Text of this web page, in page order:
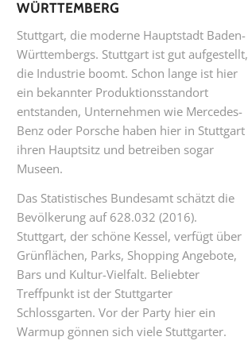
WÜRTTEMBERG
Stuttgart, die moderne Hauptstadt Baden-
Württembergs. Stuttgart ist gut aufgestellt,
die Industrie boomt. Schon lange ist hier
ein bekannter Produktionsstandort
entstanden, Unternehmen wie Mercedes-
Benz oder Porsche haben hier in Stuttgart
ihren Hauptsitz und betreiben sogar
Museen.
Das Statistisches Bundesamt schätzt die
Bevölkerung auf 628.032 (2016).
Stuttgart, der schöne Kessel, verfügt über
Grünflächen, Parks, Shopping Angebote,
Bars und Kultur-Vielfalt. Beliebter
Treffpunkt ist der Stuttgarter
Schlossgarten. Vor der Party hier ein
Warmup gönnen sich viele Stuttgarter.